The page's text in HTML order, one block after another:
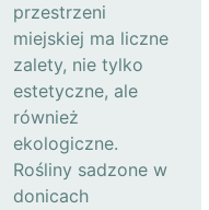
przestrzeni
miejskiej ma liczne
zalety, nie tylko
estetyczne, ale
również
ekologiczne.
Rośliny sadzone w
donicach